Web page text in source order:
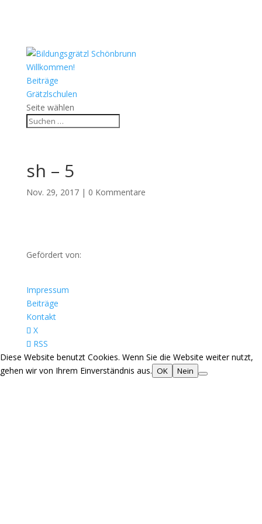
Willkommen!
Beiträge
Grätzlschulen
Seite wählen
sh – 5
Nov. 29, 2017| 0 Kommentare
Gefördert von:
Impressum
Beiträge
Kontakt
X
RSS
Diese Website benutzt Cookies. Wenn Sie die Website weiter nutzt,
gehen wir von Ihrem Einverständnis aus. OK Nein